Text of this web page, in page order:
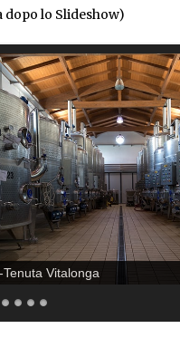
dopo lo Slideshow)
Vitalonga: La Barricaia